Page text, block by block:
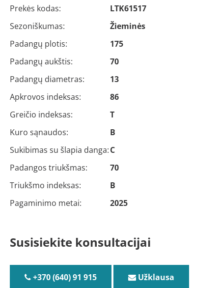
Prekės kodas:
LTK61517
Sezoniškumas:
Žieminės
Padangų plotis:
175
Padangų aukštis:
70
Padangų diametras:
13
Apkrovos indeksas:
86
Greičio indeksas:
T
Kuro sąnaudos:
B
Sukibimas su šlapia danga:C
Padangos triukšmas:
70
Triukšmo indeksas:
B
Pagaminimo metai:
2025
Susisiekite konsultacijai
+370 (640) 91 915 Užklausa